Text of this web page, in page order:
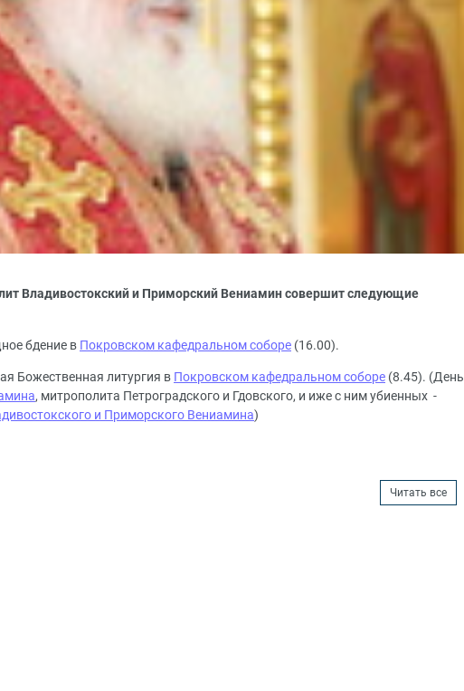
Владивостокский и Приморский Вениамин совершит следующие
бдение в Покровском кафедральном соборе (16.00).
Божественная литургия в Покровском кафедральном соборе (8.45). (День
, митрополита Петроградского и Гдовского, и иже с ним убиенных -
и Приморского Вениамина)
Читать все